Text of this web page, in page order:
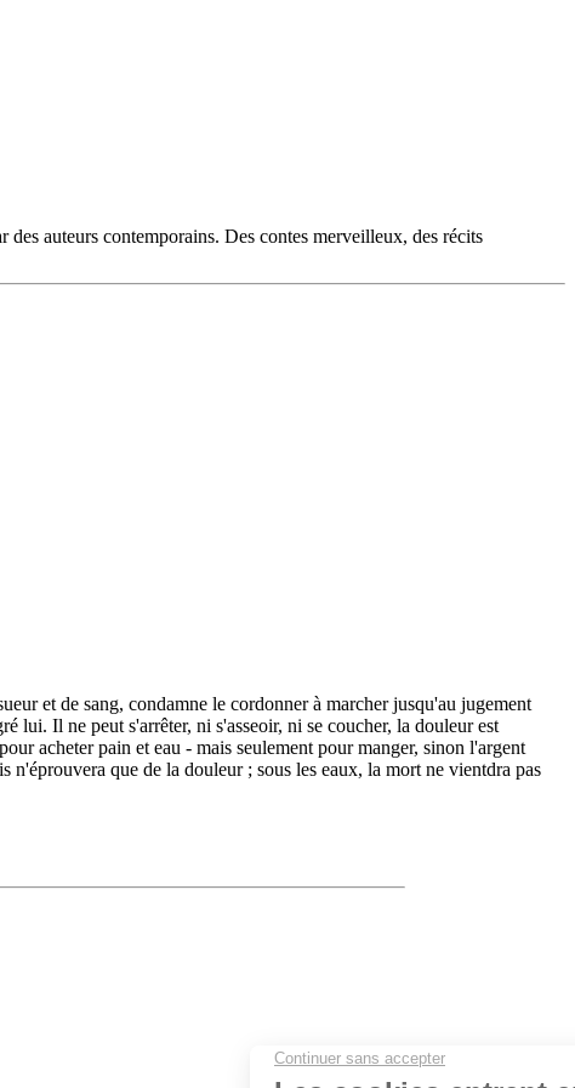
auteurs contemporains. Des contes merveilleux, des récits
et de sang, condamne le cordonner à marcher jusqu'au jugement
lui. Il ne peut s'arrêter, ni s'asseoir, ni se coucher, la douleur est
acheter pain et eau - mais seulement pour manger, sinon l'argent
que de la douleur ; sous les eaux, la mort ne vientdra pas